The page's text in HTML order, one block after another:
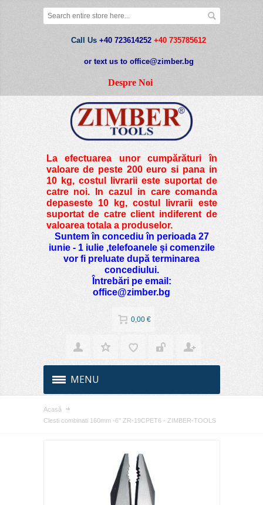
Call Us +40 723614252 +40 735785612
or text us to office@zimber.bg
Despre Noi
La efectuarea unor cumpărături în
valoare de peste200 euro si pana in
10 kg, costul livrarii este suportat de
catre noi. In cazul in care comanda
depaseste 10 kg, costul livrarii este
suportat de catre client indiferent de
valoarea totala a produselor.
Suntem în concediu în perioada 27
iunie - 1 iulie ,telefoanele și comenzile
vor fi preluate după terminarea
concediului.
Întrebări pe email:
office@zimber.bg
0,00 €
MENU
Acasă
Clesti combinati 160mm -6" ZR-19CPET6 - ZIMBER-TOOLS